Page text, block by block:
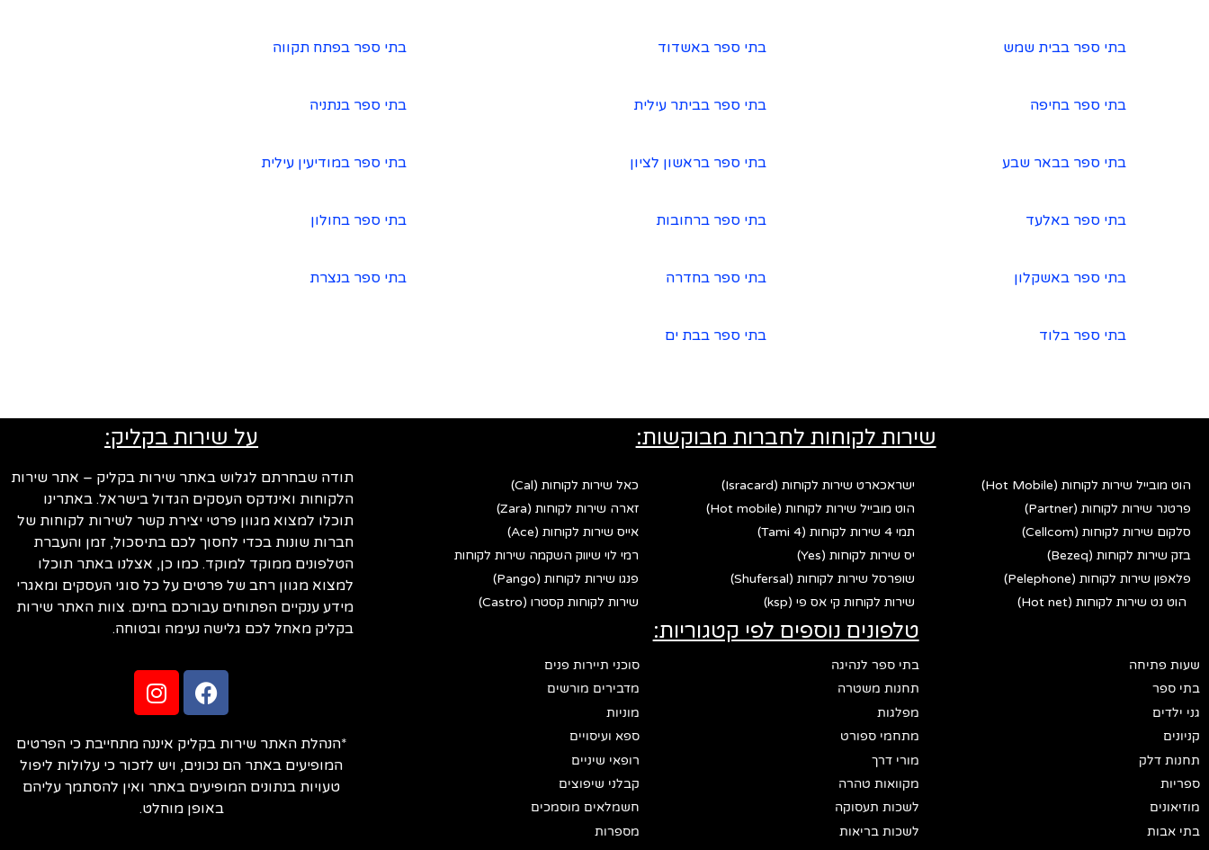
בתי ספר בבית שמש בתי ספר באשדוד בתי ספר בפתח תקווה
בתי ספר בחיפה בתי ספר בביתר עילית בתי ספר בנתניה
בתי ספר בבאר שבע בתי ספר בראשון לציון בתי ספר במודיעין עילית
בתי ספר באלעד בתי ספר ברחובות בתי ספר בחולון
בתי ספר באשקלון בתי ספר בחדרה בתי ספר בנצרת
בתי ספר בלוד בתי ספר בבת ים
שירות לקוחות לחברות מבוקשות:
הוט מובייל שירות לקוחות (Hot Mobile)
פרטנר שירות לקוחות (Partner)
סלקום שירות לקוחות (Cellcom)
בזק שירות לקוחות (Bezeq)
פלאפון שירות לקוחות (Pelephone)
הוט נט שירות לקוחות (Hot net)
ישראכארט שירות לקוחות (Isracard)
הוט מובייל שירות לקוחות (Hot mobile)
תמי 4 שירות לקוחות (Tami 4)
יס שירות לקוחות (Yes)
שופרסל שירות לקוחות (Shufersal)
שירות לקוחות קי אס פי (ksp)
כאל שירות לקוחות (Cal)
זארה שירות לקוחות (Zara)
אייס שירות לקוחות (Ace)
רמי לוי שיווק השקמה שירות לקוחות
פנגו שירות לקוחות (Pango)
שירות לקוחות קסטרו (Castro)
טלפונים נוספים לפי קטגוריות:
שעות פתיחה
בתי ספר
גני ילדים
קניונים
תחנות דלק
ספריות
מוזיאונים
בתי אבות
בתי ספר לנהיגה
תחנות משטרה
מפלגות
מתחמי ספורט
מורי דרך
מקוואות טהרה
לשכות תעסוקה
לשכות בריאות
סוכני תיירות פנים
מדבירים מורשים
מוניות
ספא ועיסויים
רופאי שיניים
קבלני שיפוצים
חשמלאים מוסמכים
מספרות
על שירות בקליק:
תודה שבחרתם לגלוש באתר שירות בקליק – אתר שירות
הלקוחות ואינדקס העסקים הגדול בישראל. באתרינו
תוכלו למצוא מגוון פרטי יצירת קשר לשירות לקוחות של
חברות שונות בכדי לחסוך לכם בתיסכול, זמן והעברת
הטלפונים ממוקד למוקד. כמו כן, אצלנו באתר תוכלו
למצוא מגוון רחב של פרטים על כל סוגי העסקים ומאגרי
מידע ענקיים הפתוחים עבורכם בחינם. צוות האתר שירות
בקליק מאחל לכם גלישה נעימה ובטוחה.
*הנהלת האתר שירות בקליק איננה מתחייבת כי הפרטים
המופיעים באתר הם נכונים, ויש לזכור כי עלולות ליפול
טעויות בנתונים המופיעים באתר ואין להסתמך עליהם
באופן מוחלט.